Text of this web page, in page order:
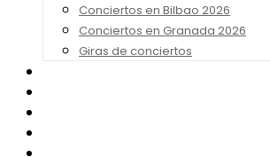
Conciertos en Bilbao 2026
Conciertos en Granada 2026
Giras de conciertos